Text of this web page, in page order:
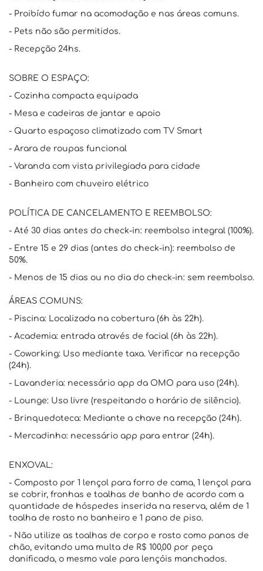
- Proibído fumar na acomodação e nas áreas comuns.
- Pets não são permitidos.
- Recepção 24hs.
SOBRE O ESPAÇO:
- Cozinha compacta equipada
- Mesa e cadeiras de jantar e apoio
- Quarto espaçoso climatizado com TV Smart
- Arara de roupas funcional
- Varanda com vista privilegiada para cidade
- Banheiro com chuveiro elétrico
POLÍTICA DE CANCELAMENTO E REEMBOLSO:
- Até 30 dias antes do check-in: reembolso integral (100%).
- Entre 15 e 29 dias (antes do check-in): reembolso de
50%.
- Menos de 15 dias ou no dia do check-in: sem reembolso.
ÁREAS COMUNS:
- Piscina: Localizada na cobertura (6h às 22h).
- Academia: entrada através de facial (6h às 22h).
- Coworking: Uso mediante taxa. Verificar na recepção
(24h).
- Lavanderia: necessário app da OMO para uso (24h).
- Lounge: Uso livre (respeitando o horário de silêncio).
- Brinquedoteca: Mediante a chave na recepção (24h).
- Mercadinho: necessário app para entrar (24h).
ENXOVAL:
- Composto por 1 lençol para forro de cama, 1 lençol para
se cobrir, fronhas e toalhas de banho de acordo com a
quantidade de hóspedes inserida na reserva, além de 1
toalha de rosto no banheiro e 1 pano de piso.
- Não utilize as toalhas de corpo e rosto como panos de
chão, evitando uma multa de R$ 100,00 por peça
danificada, o mesmo vale para lençóis manchados.